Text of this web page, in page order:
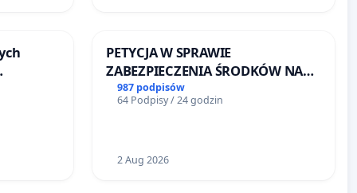
PETYCJA W SPRAWIE
ZABEZPIECZENIA ŚRODKÓW NA
FUNKCJONOWANIE SCHRONISKA
DLA BEZDOMNYCH ZWIERZĄT W
987 podpisów
64 Podpisy / 24 godzin
2 Aug 2026